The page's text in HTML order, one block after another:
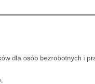
dla osób bezrobotnych i